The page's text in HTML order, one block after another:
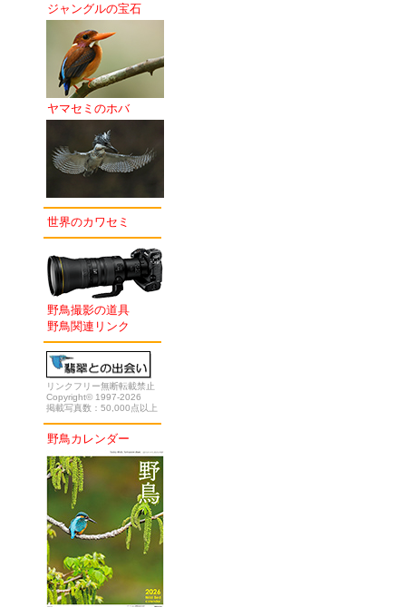
ジャングルの宝石
ヤマセミのホバ
世界のカワセミ
野鳥撮影の道具
野鳥関連リンク
リンクフリー無断転載禁止
Copyright© 1997-2026
掲載写真数：50,000点以上
野鳥カレンダー